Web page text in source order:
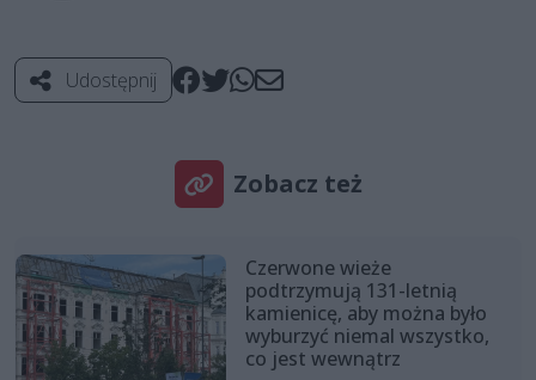
Udostępnij
Zobacz też
Czerwone wieże
podtrzymują 131-letnią
kamienicę, aby można było
wyburzyć niemal wszystko,
co jest wewnątrz